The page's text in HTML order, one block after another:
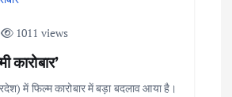
1011 views
कारोबार’
में फिल्म कारोबार में बड़ा बदलाव आया है।